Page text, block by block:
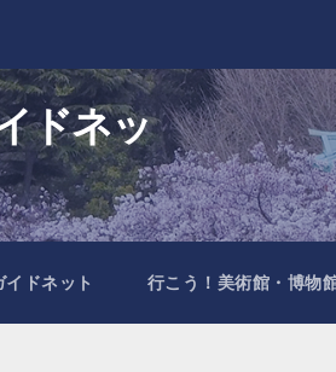
ドネッ
ドネット 行こう！美術館・博物